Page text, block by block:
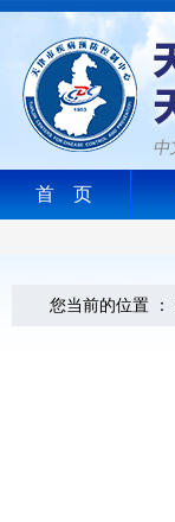
首 页
您当前的位置 ：